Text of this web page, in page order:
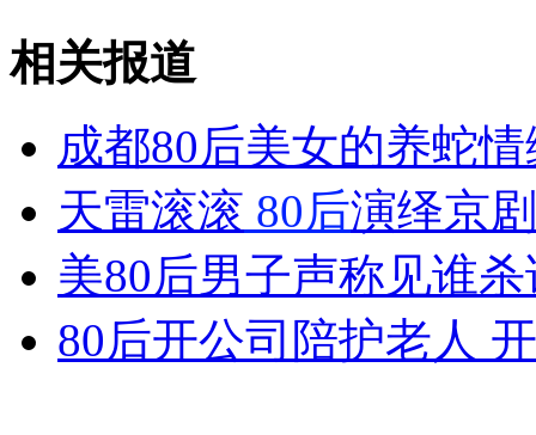
无痛分娩是否安全 医生回应
外交部：反对强权政治霸凌主义
外交部：有关国家言论片面不公正
相关报道
成都80后美女的养蛇
天雷滚滚 80后演绎京
美80后男子声称见谁
80后开公司陪护老人